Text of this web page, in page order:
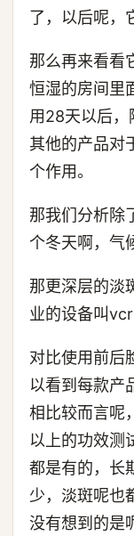
了，以后呢，
那么再来看看
恒湿的房间里
用28天以后，
其他的产品对
个作用。
那我们分析除
个冬天啊，气
那更深层的淡
业的设备叫vcr
对比使用前后
以看到每款产
相比较而言呢
以上的功效测
都是有的，长
少，淡斑呢也
没有想到的是